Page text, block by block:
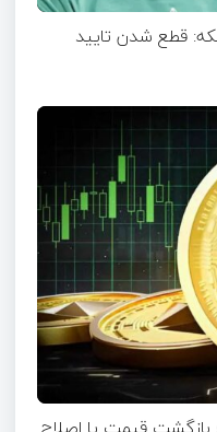
قطع شدن تایید